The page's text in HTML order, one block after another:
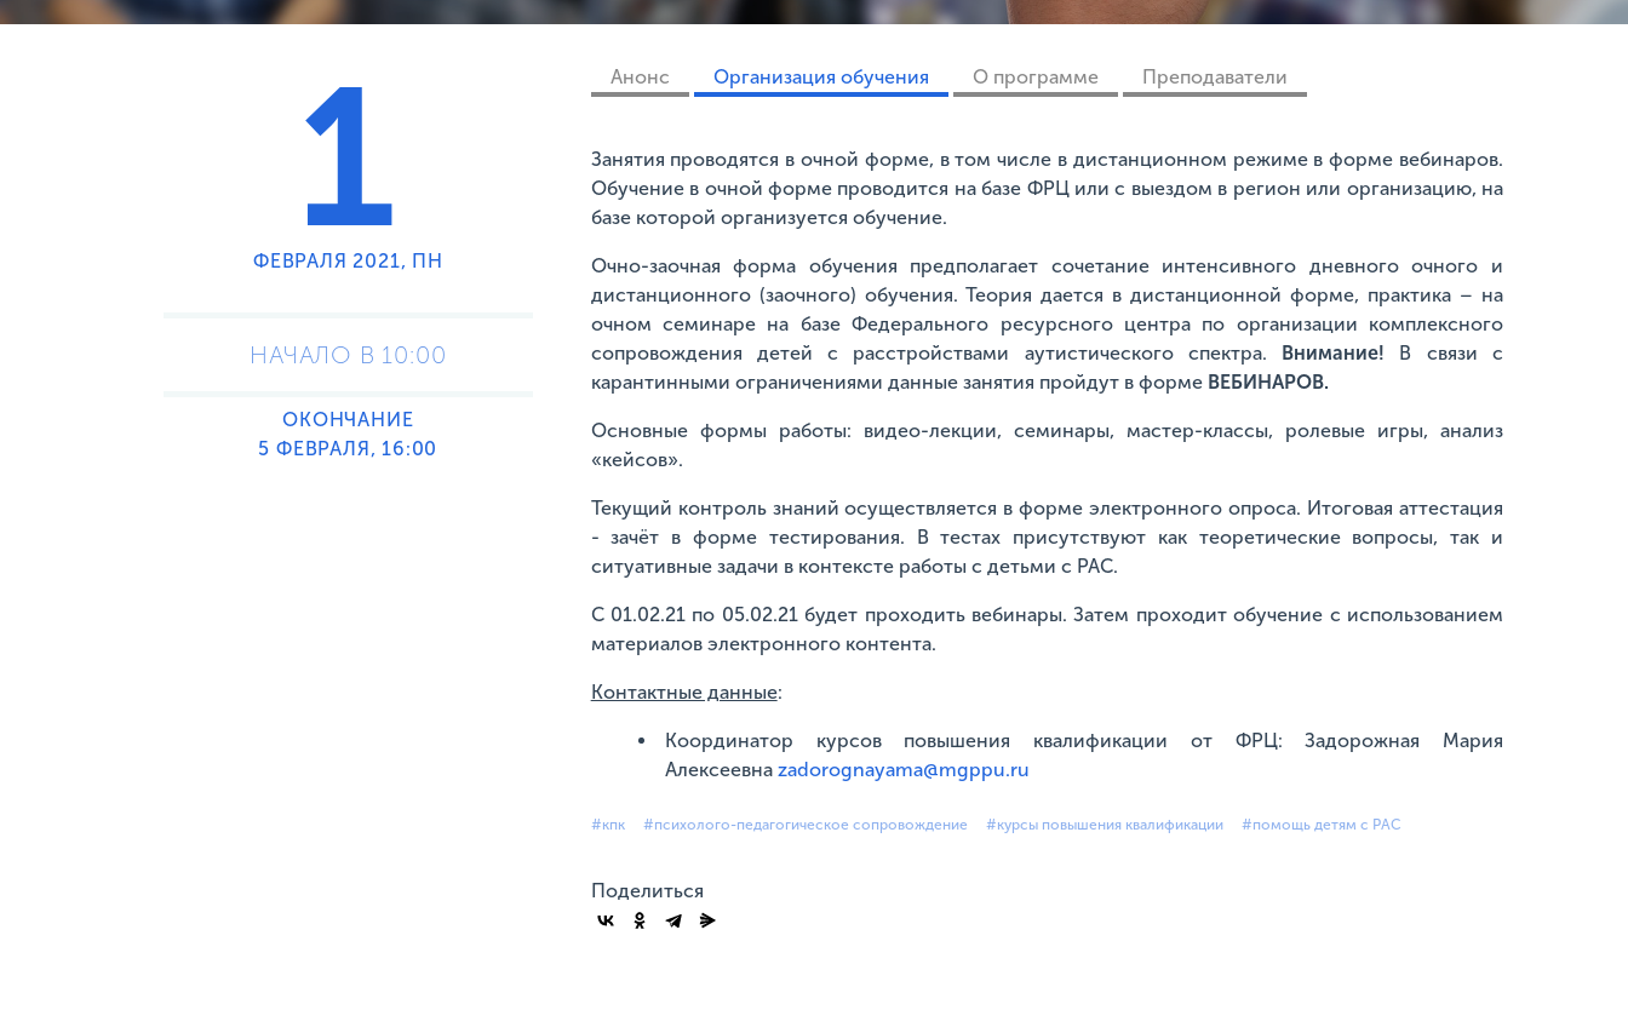
1
ФЕВРАЛЯ 2021, ПН
НАЧАЛО В 10:00
ОКОНЧАНИЕ
5 ФЕВРАЛЯ, 16:00
Анонс Организация обучения О программе Преподаватели
Занятия проводятся в очной форме, в том числе в дистанционном режиме в форме вебинаров.
Обучение в очной форме проводится на базе ФРЦ или с выездом в регион или организацию, на
базе которой организуется обучение.
Очно-заочная форма обучения предполагает сочетание интенсивного дневного очного и
дистанционного (заочного) обучения. Теория дается в дистанционной форме, практика – на
очном семинаре на базе Федерального ресурсного центра по организации комплексного
сопровождения детей с расстройствами аутистического спектра.
Внимание! В связи с
карантинными ограничениями данные занятия пройдут в форме ВЕБИНАРОВ.
Основные формы работы: видео-лекции, семинары, мастер-классы, ролевые игры, анализ
«кейсов».
Текущий контроль знаний осуществляется в форме электронного опроса. Итоговая аттестация
- зачёт в форме тестирования. В тестах присутствуют как теоретические вопросы, так и
ситуативные задачи в контексте работы с детьми с РАС.
С 01.02.21 по 05.02.21 будет проходить вебинары. Затем проходит обучение с использованием
материалов электронного контента.
Контактные данные:
Координатор курсов повышения квалификации от ФРЦ: Задорожная Мария
Алексеевна zadorognayama@mgppu.ru
#кпк #психолого-педагогическое сопровождение #курсы повышения квалификации #помощь детям с РАС
Поделиться